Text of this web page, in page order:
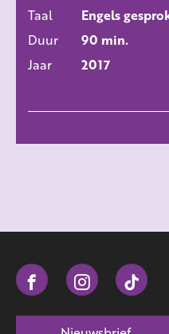
Taal
Engels
Duur
90 min.
Jaar
2017